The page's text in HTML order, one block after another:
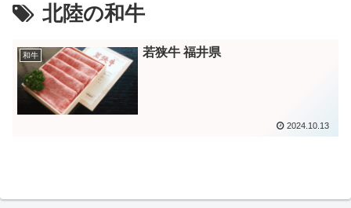
北陸の和牛
和牛 若狭牛 福井県
2024.10.13